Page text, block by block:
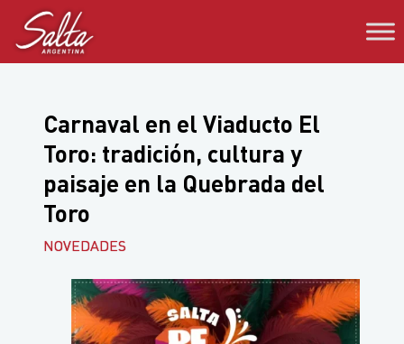
Saltar
contenido
Carnaval en el Viaducto El
Toro: tradición, cultura y
paisaje en la Quebrada del
Toro
NOVEDADES